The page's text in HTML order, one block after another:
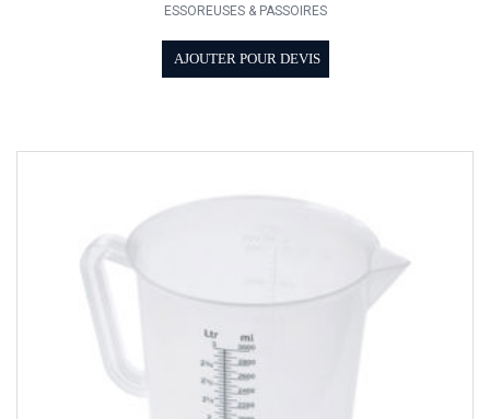
ESSOREUSES & PASSOIRES
AJOUTER POUR DEVIS